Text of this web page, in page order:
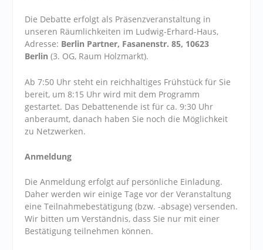
Die Debatte erfolgt als Präsenzveranstaltung in
unseren Räumlichkeiten im Ludwig-Erhard-Haus,
Adresse: Berlin Partner, Fasanenstr. 85, 10623
Berlin(3. OG, Raum Holzmarkt).
Ab 7:50 Uhr steht ein reichhaltiges Frühstück für Sie
bereit, um 8:15 Uhr wird mit dem Programm
gestartet. Das Debattenende ist für ca. 9:30 Uhr
anberaumt, danach haben Sie noch die Möglichkeit
zu Netzwerken.
Anmeldung
Die Anmeldung erfolgt auf persönliche Einladung.
Daher werden wir einige Tage vor der Veranstaltung
eine Teilnahmebestätigung (bzw. -absage) versenden.
Wir bitten um Verständnis, dass Sie nur mit einer
Bestätigung teilnehmen können.